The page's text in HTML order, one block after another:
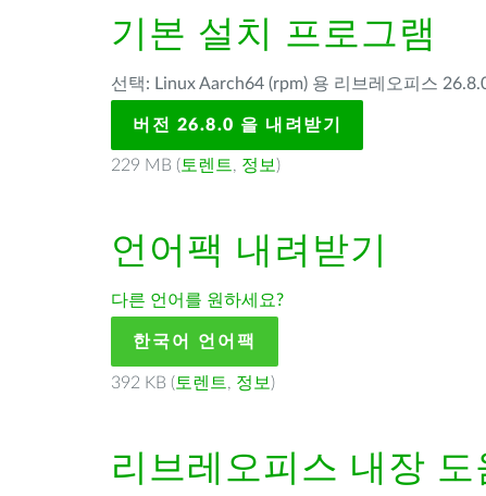
기본 설치 프로그램
선택: Linux Aarch64 (rpm) 용 리브레오피스
버전 26.8.0 을 내려받기
229 MB ( 토렌트, 정보 )
언어팩 내려받기
다른 언어를 원하세요?
한국어 언어팩
392 KB ( 토렌트, 정보 )
리브레오피스 내장 도